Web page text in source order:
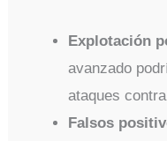
Explotación
avanzado
ataques
Falsos